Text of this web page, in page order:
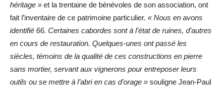
héritage » et la trentaine de bénévoles de son association, ont
fait l’inventaire de ce patrimoine particulier. « Nous en avons
identifié 66. Certaines cabordes sont à l’état de ruines, d’autres
en cours de restauration. Quelques-unes ont passé les
siècles, témoins de la qualité de ces constructions en pierre
sans mortier, servant aux vignerons pour entreposer leurs
outils ou se mettre à l’abri en cas d’orage » souligne Jean-Paul